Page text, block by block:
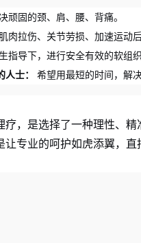
顽固的颈、肩、腰、背痛。
肉拉伤、关节劳损、加速运动后
指导下，进行安全有效的软组织
士：
希望用最短的时间，解
疗，是选择了一种理性、
让专业的呵护如虎添翼，